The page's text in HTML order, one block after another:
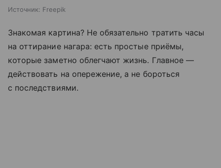
Источник: Freepik
Знакомая картина? Не обязательно тратить часы
на оттирание нагара: есть простые приёмы,
которые заметно облегчают жизнь. Главное —
действовать на опережение, а не бороться
с последствиями.